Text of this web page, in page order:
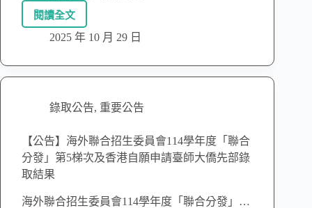
閱讀全文
2025 年 10 月 29 日
錄取公告, 重要公告
【公告】海外聯合招生委員會114學年度「聯合
分發」第5梯次及香港自願申請臺師大僑先部錄
取結果
海外聯合招生委員會114學年度「聯合分發」…